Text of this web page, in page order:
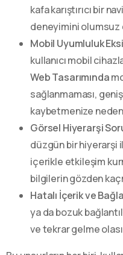
kafa karıştırıcı bir
deneyimini
Mobil Uyumluluk
kullanıcı mobil
Web Tasarımında
sağlanmaması,
kaybetmenize
Görsel Hiyerarşi
düzgün bir hiyerarşi
içerikle etkileşim
bilgilerin gözden
Hatalı İçerik ve
ya da bozuk
ve tekrar gelme